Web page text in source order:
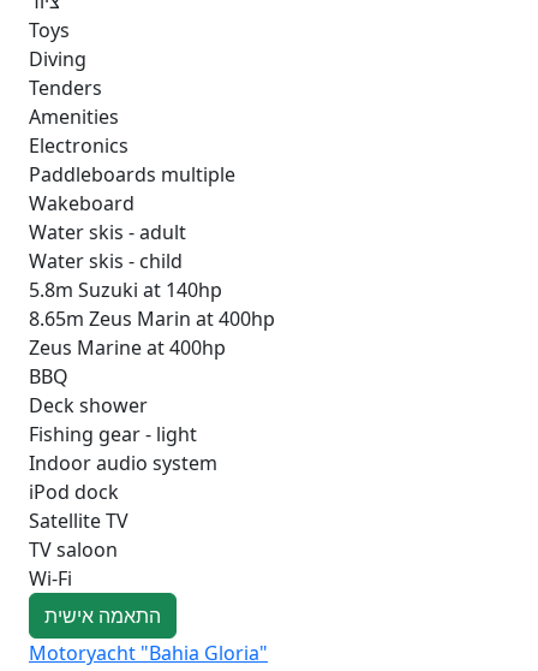
Toys
Diving
Tenders
Amenities
Electronics
Paddleboards multiple
Wakeboard
Water skis - adult
Water skis - child
5.8m Suzuki at 140hp
8.65m Zeus Marin at 400hp
Zeus Marine at 400hp
BBQ
Deck shower
Fishing gear - light
Indoor audio system
iPod dock
Satellite TV
TV saloon
Wi-Fi
התאמה אישית
Motoryacht "Bahia Gloria"